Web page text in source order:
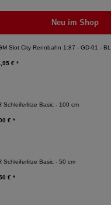
Neu im Shop
Slot City Rennbahn 1:87 - GD-01 - BL
€ *
Schleiferlitze Basic - 100 cm
€ *
Schleiferlitze Basic - 50 cm
€ *